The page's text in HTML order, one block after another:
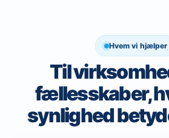
Hvem vi hjælper
Til
fællesskaber,
synlighed